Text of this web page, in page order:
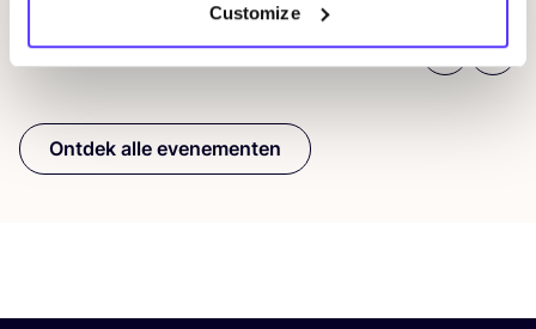
Customize
Previous
Next
Ontdek alle evenementen